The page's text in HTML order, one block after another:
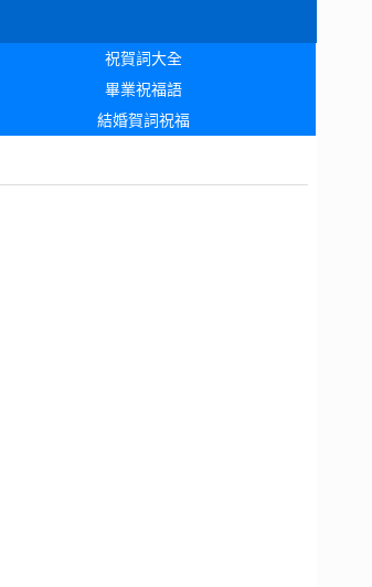
祝賀詞大全
畢業祝福語
結婚賀詞祝福